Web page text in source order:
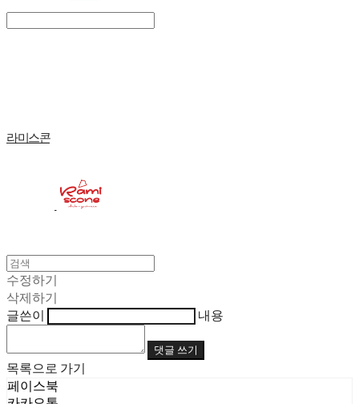
라미스콘
수정하기
삭제하기
글쓴이
내용
댓글 쓰기
목록으로 가기
페이스북